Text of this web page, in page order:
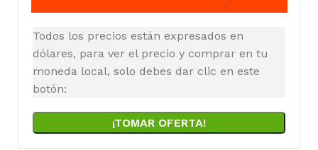
Todos los precios están expresados en
dólares, para ver el precio y comprar en tu
moneda local, solo debes dar clic en este
botón:
¡TOMAR OFERTA!